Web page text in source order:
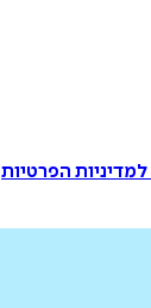
הפרטיות